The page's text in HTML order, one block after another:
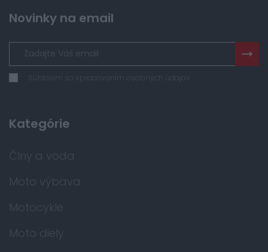
Novinky na email
Súhlasím so spracovaním osobných údajov
Kategórie
Člny a voda
Moto výbava
Motocykle
Moto diely